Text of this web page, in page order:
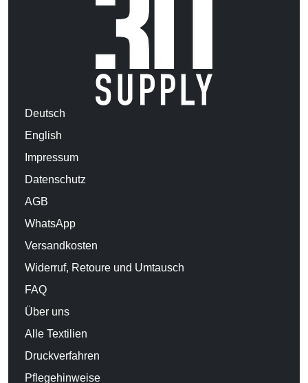
Deutsch
English
Impressum
Datenschutz
AGB
WhatsApp
Versandkosten
Widerruf, Retoure und Umtausch
FAQ
Über uns
Alle Textilien
Druckverfahren
Pflegehinweise